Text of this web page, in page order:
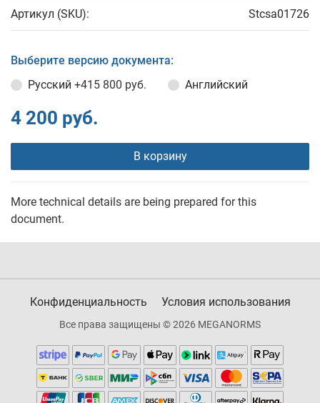
Артикул (SKU): Stcsa01726
Выберите версию документа:
Русский +415 800 руб. Английский
4 200 руб.
В корзину
More technical details are being prepared for this
document.
Конфиденциальность Условия использования
Все права защищены © 2026 MEGANORMS